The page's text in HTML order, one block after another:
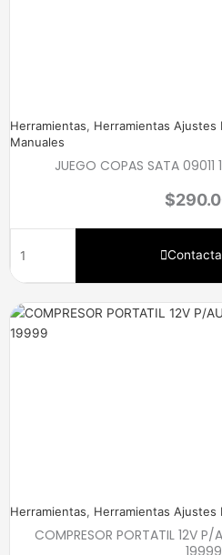
Herramientas, Herramientas Ajustes
Manuales
JUEGO COPAS SATA
$
Herramientas, Herramientas Ajustes
COMPRESOR PORTATIL 12V P/